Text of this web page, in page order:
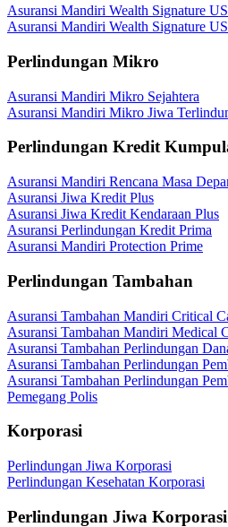
Asuransi Mandiri Wealth Signature
Asuransi Mandiri Wealth Signature
Perlindungan Mikro
Asuransi Mandiri Mikro Sejahtera
Asuransi Mandiri Mikro Jiwa
Perlindungan Kredit
Asuransi Mandiri Rencana Masa
Asuransi Jiwa Kredit Plus
Asuransi Jiwa Kredit Kendaraan Plus
Asuransi Perlindungan Kredit Prima
Asuransi Mandiri Protection Prime
Perlindungan Tambahan
Asuransi Tambahan Mandiri Critical
Asuransi Tambahan Mandiri Medical
Asuransi Tambahan Perlindungan
Asuransi Tambahan Perlindungan
Asuransi Tambahan Perlindungan
Pemegang Polis
Korporasi
Perlindungan Jiwa Korporasi
Perlindungan Kesehatan Korporasi
Perlindungan Jiwa Korporasi